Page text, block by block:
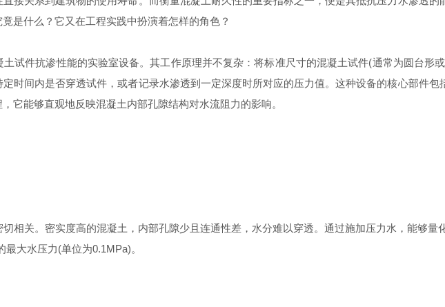
是什么？它又在工程实践中扮演着怎样的角色？
件抗渗性能的实验室设备。其工作原理并不复杂：将标准尺寸的混凝土试件(通常为圆台形
时间内是否穿透试件，或者记录水渗透到一定深度时所对应的压力值。这种设备的核心部件
它能够直观地反映混凝土内部孔隙结构对水流阻力的影响。
关。密实度高的混凝土，内部孔隙少且连通性差，水分难以穿透。通过施加压力水，能够量
大水压力(单位为0.1MPa)。